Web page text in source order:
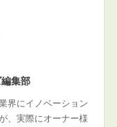
集部
界にイノベーション
、実際にオーナー様